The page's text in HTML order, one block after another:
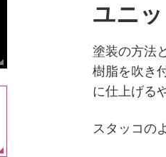
ユニ
塗装の方法
樹脂を吹き
に仕上げる
スタッコの